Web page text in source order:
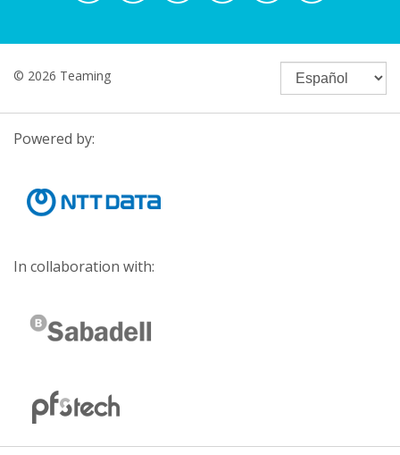
© 2026 Teaming
Powered by:
In collaboration with: